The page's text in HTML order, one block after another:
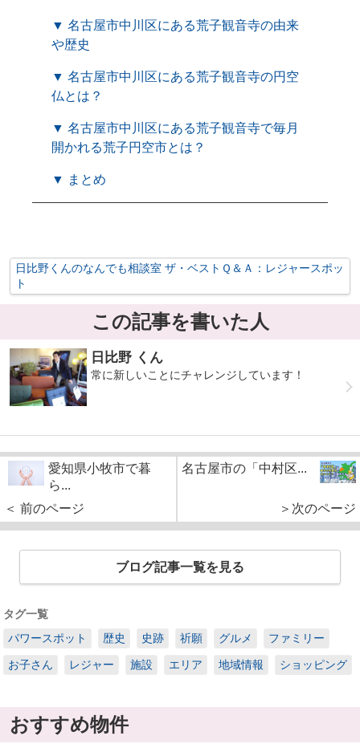
▼ 名古屋市中川区にある荒子観音寺の由来
や歴史
▼ 名古屋市中川区にある荒子観音寺の円空
仏とは？
▼ 名古屋市中川区にある荒子観音寺で毎月
開かれる荒子円空市とは？
▼ まとめ
日比野くんのなんでも相談室 ザ・ベストＱ＆Ａ：レジャースポッ
ト
この記事を書いた人
日比野 くん
常に新しいことにチャレンジしています！
愛知県小牧市で暮
ら...
＜ 前のページ
名古屋市の「中村区...
＞次のページ
ブログ記事一覧を見る
タグ一覧
パワースポット
歴史 史跡 祈願 グルメ ファミリー
お子さん レジャー 施設 エリア 地域情報 ショッピング
おすすめ物件